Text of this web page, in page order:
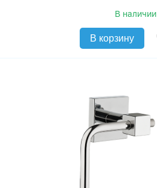
В наличии
В корзину